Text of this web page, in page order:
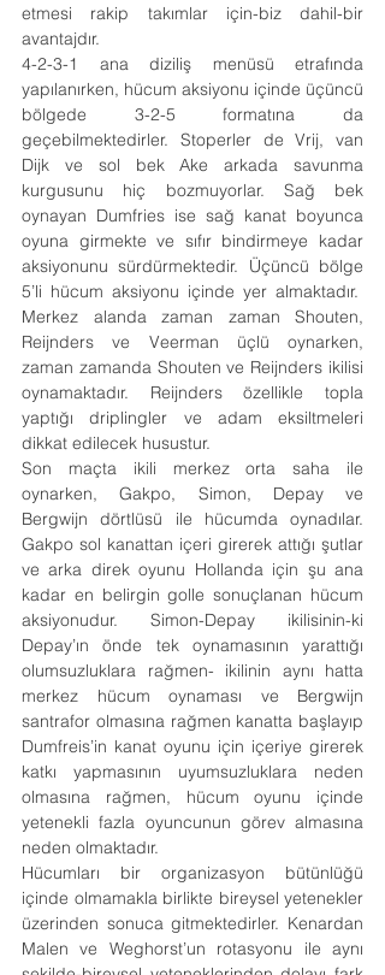
etmesi rakip takımlar için-biz dahil-bir
avantajdır.
4-2-3-1 ana diziliş menüsü etrafında
yapılanırken, hücum aksiyonu içinde üçüncü
bölgede 3-2-5 formatına da
geçebilmektedirler. Stoperler de Vrij, van
Dijk ve sol bek Ake arkada savunma
kurgusunu hiç bozmuyorlar. Sağ bek
oynayan Dumfries ise sağ kanat boyunca
oyuna girmekte ve sıfır bindirmeye kadar
aksiyonunu sürdürmektedir. Üçüncü bölge
5’li hücum aksiyonu içinde yer almaktadır.
Merkez alanda zaman zaman Shouten,
Reijnders ve Veerman üçlü oynarken,
zaman zamanda Shouten ve Reijnders ikilisi
oynamaktadır. Reijnders özellikle topla
yaptığı driplingler ve adam eksiltmeleri
dikkat edilecek husustur.
Son maçta ikili merkez orta saha ile
oynarken, Gakpo, Simon, Depay ve
Bergwijn dörtlüsü ile hücumda oynadılar.
Gakpo sol kanattan içeri girerek attığı şutlar
ve arka direk oyunu Hollanda için şu ana
kadar en belirgin golle sonuçlanan hücum
aksiyonudur. Simon-Depay ikilisinin-ki
Depay’ın önde tek oynamasının yarattığı
olumsuzluklara rağmen- ikilinin aynı hatta
merkez hücum oynaması ve Bergwijn
santrafor olmasına rağmen kanatta başlayıp
Dumfreis’in kanat oyunu için içeriye girerek
katkı yapmasının uyumsuzluklara neden
olmasına rağmen, hücum oyunu içinde
yetenekli fazla oyuncunun görev almasına
neden olmaktadır.
Hücumları bir organizasyon bütünlüğü
içinde olmamakla birlikte bireysel yetenekler
üzerinden sonuca gitmektedirler. Kenardan
Malen ve Weghorst’un rotasyonu ile aynı